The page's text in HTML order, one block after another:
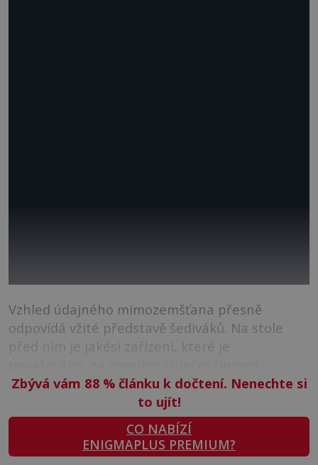
Vzhled údajného mimozemšťana přesně
odpovídá vžité představě šediváků. Na stole
před ním je jakési zařízení, které je
Zbývá vám 88 %článku k dočtení. Nenechte si
to ujít!
CO NABÍZÍ
ENIGMAPLUS PREMIUM?